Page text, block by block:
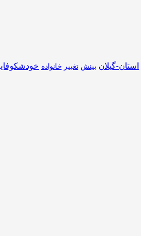
استان-گیلان بینش تغییر خانواده